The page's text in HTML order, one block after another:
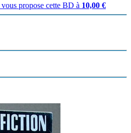
vous propose cette BD à 10,00 €